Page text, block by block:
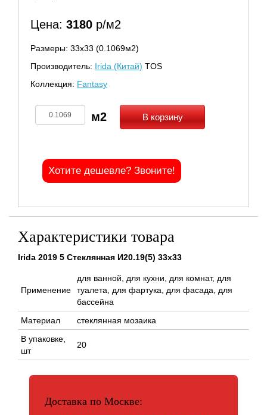
Цена: 3180 р/м2
Размеры: 33х33 (0.1069м2)
Производитель: Irida (Китай) TOS
Коллекция: Fantasy
В корзину
Хотите дешевле? Звоните!
Характеристики товара
Irida 2019 5 Стеклянная И20.19(5) 33x33
Применение
для ванной, для кухни, для комнат, для
туалета, для фартука, для фасада, для
бассейна
Материал
стеклянная мозаика
В упаковке,
шт
20
Доставка по Москве: